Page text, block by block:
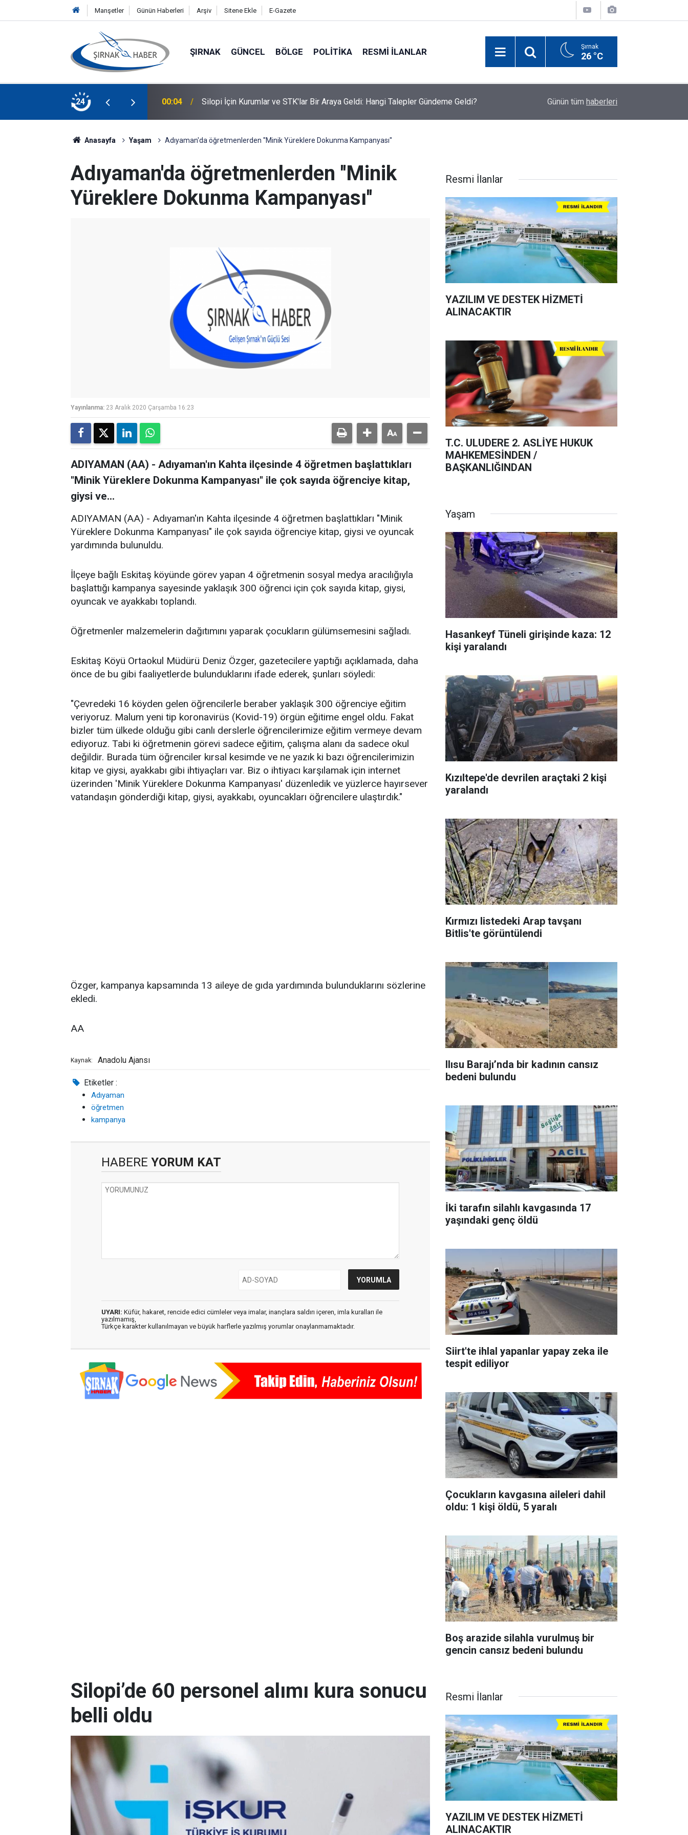
Manşetler Günün Haberleri Arşiv Sitene Ekle E-Gazete
ŞIRNAK GÜNCEL BÖLGE POLITIKA RESMI İLANLAR Şırnak
26 °C
24
Demir Bologna Üniversitesi'nde 00:04 Silopi İçin Kurumlar ve STK'lar Bir Araya Geldi: Hangi Talepler Gündeme Geldi? Cizre'de 24 Derslikli Yeni Okul Eylül Ayında
Günün tüm haberleri
Anasayfa Yaşam Adıyaman'da öğretmenlerden ''Minik Yüreklere Dokunma Kampanyası''
Adıyaman'da öğretmenlerden ''Minik
Yüreklere Dokunma Kampanyası''
Yayınlanma: 23 Aralık 2020 Çarşamba 16:23
ADIYAMAN (AA) - Adıyaman'ın Kahta ilçesinde 4 öğretmen başlattıkları
"Minik Yüreklere Dokunma Kampanyası" ile çok sayıda öğrenciye kitap,
giysi ve...
ADIYAMAN (AA) - Adıyaman'ın Kahta ilçesinde 4 öğretmen başlattıkları "Minik
Yüreklere Dokunma Kampanyası" ile çok sayıda öğrenciye kitap, giysi ve oyuncak
yardımında bulunuldu.
İlçeye bağlı Eskitaş köyünde görev yapan 4 öğretmenin sosyal medya aracılığıyla
başlattığı kampanya sayesinde yaklaşık 300 öğrenci için çok sayıda kitap, giysi,
oyuncak ve ayakkabı toplandı.
Öğretmenler malzemelerin dağıtımını yaparak çocukların gülümsemesini sağladı.
Eskitaş Köyü Ortaokul Müdürü Deniz Özger, gazetecilere yaptığı açıklamada, daha
önce de bu gibi faaliyetlerde bulunduklarını ifade ederek, şunları söyledi:
"Çevredeki 16 köyden gelen öğrencilerle beraber yaklaşık 300 öğrenciye eğitim
veriyoruz. Malum yeni tip koronavirüs (Kovid-19) örgün eğitime engel oldu. Fakat
bizler tüm ülkede olduğu gibi canlı derslerle öğrencilerimize eğitim vermeye devam
ediyoruz. Tabi ki öğretmenin görevi sadece eğitim, çalışma alanı da sadece okul
değildir. Burada tüm öğrenciler kırsal kesimde ve ne yazık ki bazı öğrencilerimizin
kitap ve giysi, ayakkabı gibi ihtiyaçları var. Biz o ihtiyacı karşılamak için internet
üzerinden 'Minik Yüreklere Dokunma Kampanyası' düzenledik ve yüzlerce hayırsever
vatandaşın gönderdiği kitap, giysi, ayakkabı, oyuncakları öğrencilere ulaştırdık."
Özger, kampanya kapsamında 13 aileye de gıda yardımında bulunduklarını sözlerine
ekledi.
AA
Kaynak: Anadolu Ajansı
Etiketler :
Adıyaman
öğretmen
kampanya
HABERE YORUM KAT
UYARI: Küfür, hakaret, rencide edici cümleler veya imalar, inançlara saldırı içeren, imla kuralları ile
yazılmamış,
Türkçe karakter kullanılmayan ve büyük harflerle yazılmış yorumlar onaylanmamaktadır.
Resmi İlanlar
YAZILIM VE DESTEK HİZMETİ
ALINACAKTIR
T.C. ULUDERE 2. ASLİYE HUKUK
MAHKEMESİNDEN /
BAŞKANLIĞINDAN
Yaşam
Hasankeyf Tüneli girişinde kaza: 12
kişi yaralandı
Kızıltepe'de devrilen araçtaki 2 kişi
yaralandı
Kırmızı listedeki Arap tavşanı
Bitlis'te görüntülendi
Ilısu Barajı’nda bir kadının cansız
bedeni bulundu
İki tarafın silahlı kavgasında 17
yaşındaki genç öldü
Siirt'te ihlal yapanlar yapay zeka ile
tespit ediliyor
Çocukların kavgasına aileleri dahil
oldu: 1 kişi öldü, 5 yaralı
Boş arazide silahla vurulmuş bir
gencin cansız bedeni bulundu
Silopi’de 60 personel alımı kura sonucu
belli oldu
Resmi İlanlar
YAZILIM VE DESTEK HİZMETİ
ALINACAKTIR